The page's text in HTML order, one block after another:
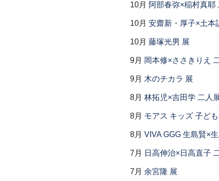
10月 阿部春弥×稲村真耶
10月 安齋新・厚子×土本
10月 藤塚光男 展
9月 岡本修×ささきりえ
9月 木のチカラ 展
8月 林拓児×吉田学 二人
8月 モアス キッズ 子ど
8月 VIVA GGG 生島賢×
7月 日高伸治×日高直子
7月 余宮隆 展